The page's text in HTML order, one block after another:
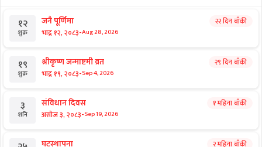
१२
शुक्र
जनै पूर्णिमा
भाद्र १२, २०८३-Aug 28, 2026
२२ दिन बाँकी
१९
शुक्र
श्रीकृष्ण जन्माष्टमी व्रत
भाद्र १९, २०८३-Sep 4, 2026
२९ दिन बाँकी
३
शनि
संविधान दिवस
असोज ३, २०८३-Sep 19, 2026
१ महिना बाँकी
घटस्थापना २ महिना बाँकी